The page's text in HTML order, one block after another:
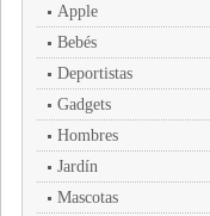
Apple
Bebés
Deportistas
Gadgets
Hombres
Jardín
Mascotas